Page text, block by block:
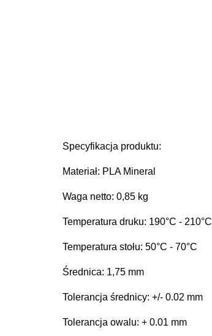
Specyfikacja produktu:
Materiał: PLA Mineral
Waga netto: 0,85 kg
Temperatura druku: 190°C - 210°C
Temperatura stołu: 50°C - 70°C
Średnica: 1,75 mm
Tolerancja średnicy: +/- 0.02 mm
Tolerancja owalu: + 0.01 mm